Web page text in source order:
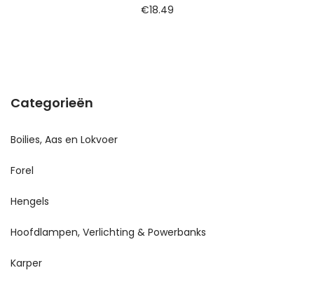
€18.49
Categorieën
Boilies, Aas en Lokvoer
Forel
Hengels
Hoofdlampen, Verlichting & Powerbanks
Karper